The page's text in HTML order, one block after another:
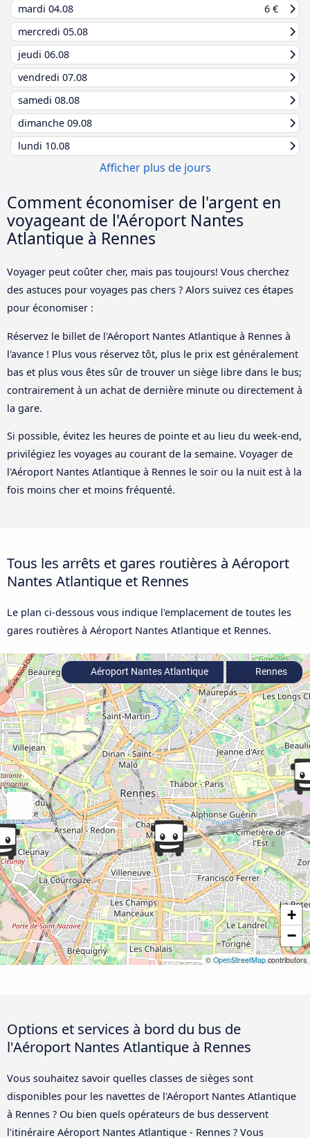
mardi 04.08
6 €
mercredi 05.08
jeudi 06.08
vendredi 07.08
samedi 08.08
dimanche 09.08
lundi 10.08
Afficher plus de jours
Comment économiser de l'argent en
voyageant de l'Aéroport Nantes
Atlantique à Rennes
Voyager peut coûter cher, mais pas toujours! Vous cherchez
des astuces pour voyages pas chers ? Alors suivez ces étapes
pour économiser :
Réservez le billet de l'Aéroport Nantes Atlantique à Rennes à
l'avance ! Plus vous réservez tôt, plus le prix est généralement
bas et plus vous êtes sûr de trouver un siège libre dans le bus;
contrairement à un achat de dernière minute ou directement à
la gare.
Si possible, évitez les heures de pointe et au lieu du week-end,
privilégiez les voyages au courant de la semaine. Voyager de
l'Aéroport Nantes Atlantique à Rennes le soir ou la nuit est à la
fois moins cher et moins fréquenté.
Tous les arrêts et gares routières à Aéroport
Nantes Atlantique et Rennes
Le plan ci-dessous vous indique l'emplacement de toutes les
gares routières à Aéroport Nantes Atlantique et Rennes.
+
−
© OpenStreetMapcontributors
Aéroport Nantes Atlantique Rennes
Options et services à bord du bus de
l'Aéroport Nantes Atlantique à Rennes
Vous souhaitez savoir quelles classes de sièges sont
disponibles pour les navettes de l'Aéroport Nantes Atlantique
à Rennes ? Ou bien quels opérateurs de bus desservent
l'itinéraire Aéroport Nantes Atlantique - Rennes ? Vous